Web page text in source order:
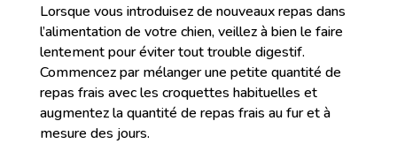
Lorsque vous introduisez de nouveaux repas dans
l’alimentation de votre chien, veillez à bien le faire
lentement pour éviter tout trouble digestif.
Commencez par mélanger une petite quantité de
repas frais avec les croquettes habituelles et
augmentez la quantité de repas frais au fur et à
mesure des jours.